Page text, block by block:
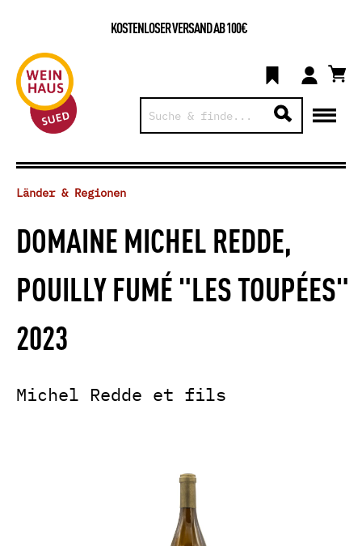
KOSTENLOSER VERSAND AB 100€
Länder & Regionen
DOMAINE MICHEL REDDE,
POUILLY FUMÉ "LES TOUPÉES"
2023
Michel Redde et fils